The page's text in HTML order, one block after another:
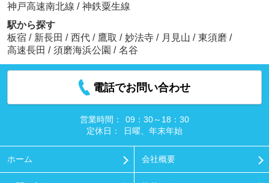
神戸高速南北線 / 神鉄粟生線
駅から探す
板宿 / 新長田 / 西代 / 鷹取 / 妙法寺 / 月見山 / 東須磨 /
高速長田 / 須磨海浜公園 / 名谷
電話でお問い合わせ
営業時間：
09：30～18：30
定休日：
日曜、年末年始
ホーム 会社概要